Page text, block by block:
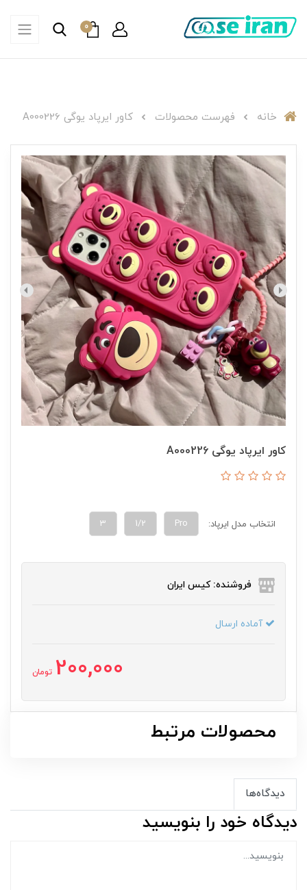
0
خانه فهرست محصولات کاور ایرپاد یوگی A000226
کاور ایرپاد یوگی A000226
انتخاب مدل ایرپاد: Pro
1/2
3
فروشنده: کیس ایران
آماده ارسال
200,000 تومان
محصولات مرتبط
دیدگاه‌ها
دیدگاه خود را بنویسید